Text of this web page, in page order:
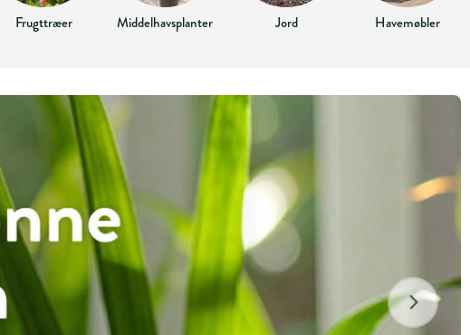
Frugttræer Middelhavsplanter Jord Havemøbler